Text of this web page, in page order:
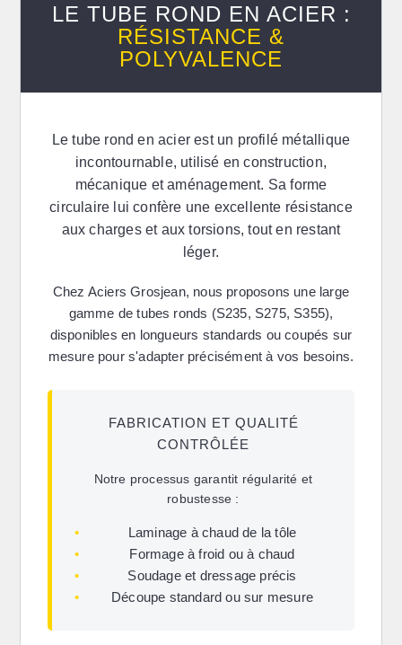
LE TUBE ROND EN ACIER :
RÉSISTANCE &
POLYVALENCE
Letube rond en acier est un profilé métallique
incontournable, utilisé en construction,
mécanique et aménagement. Sa forme
circulaire lui confère une excellente résistance
aux charges et aux torsions, tout en restant
léger.
Chez Aciers Grosjean, nous proposons une large
gamme de tubes ronds (S235, S275, S355),
disponibles en longueurs standards ou coupés sur
mesure pour s'adapter précisément à vos besoins.
FABRICATION ET QUALITÉ
CONTRÔLÉE
Notre processus garantit régularité et
robustesse :
•
Laminage à chaud de la tôle
•
Formage à froid ou à chaud
•
Soudage et dressage précis
•
Découpe standard ou sur mesure